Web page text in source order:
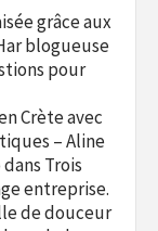
grâce aux
blogueuse
pour
Crète avec
– Aline
dans Trois
entreprise.
de douceur